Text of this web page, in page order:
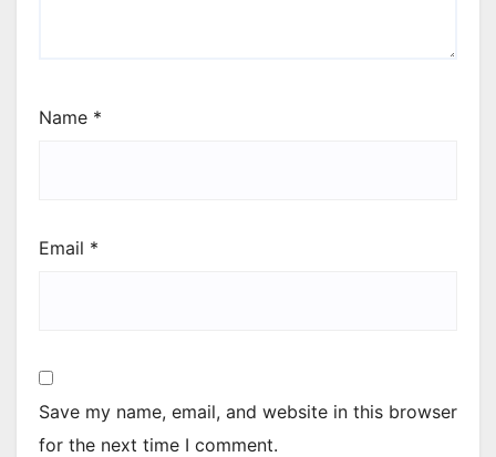
Name *
Email *
Save my name, email, and website in this browser
for the next time I comment.